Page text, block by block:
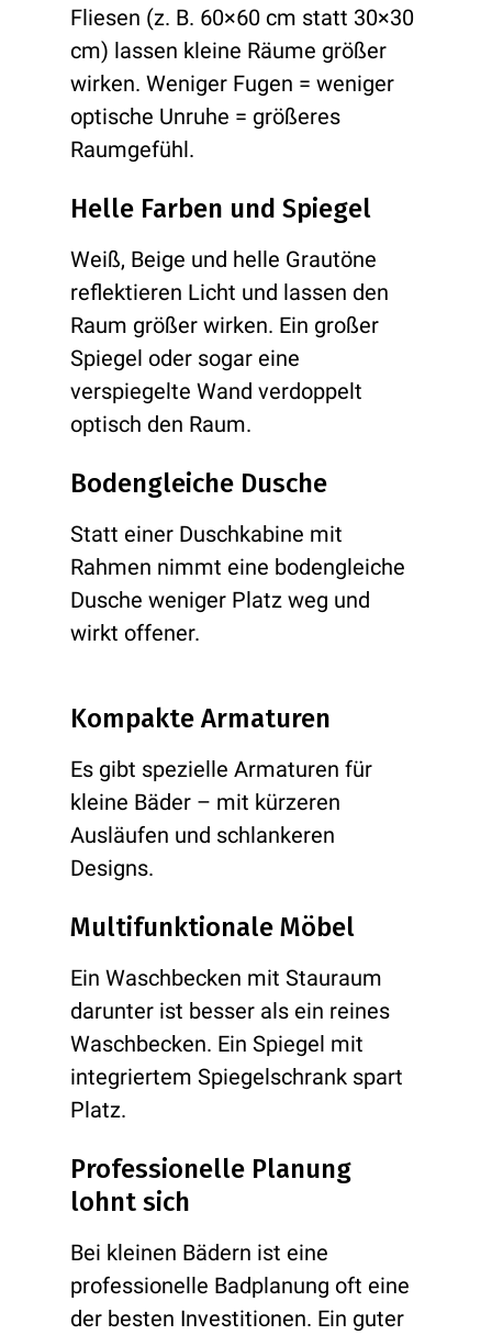
Fliesen (z. B. 60×60 cm statt 30×30
cm) lassen kleine Räume größer
wirken. Weniger Fugen = weniger
optische Unruhe = größeres
Raumgefühl.
Helle Farben und Spiegel
Weiß, Beige und helle Grautöne
reflektieren Licht und lassen den
Raum größer wirken. Ein großer
Spiegel oder sogar eine
verspiegelte Wand verdoppelt
optisch den Raum.
Bodengleiche Dusche
Statt einer Duschkabine mit
Rahmen nimmt eine bodengleiche
Dusche weniger Platz weg und
wirkt offener.
Kompakte Armaturen
Es gibt spezielle Armaturen für
kleine Bäder – mit kürzeren
Ausläufen und schlankeren
Designs.
Multifunktionale Möbel
Ein Waschbecken mit Stauraum
darunter ist besser als ein reines
Waschbecken. Ein Spiegel mit
integriertem Spiegelschrank spart
Platz.
Professionelle Planung
lohnt sich
Bei kleinen Bädern ist eine
professionelle Badplanung oft eine
der besten Investitionen. Ein guter